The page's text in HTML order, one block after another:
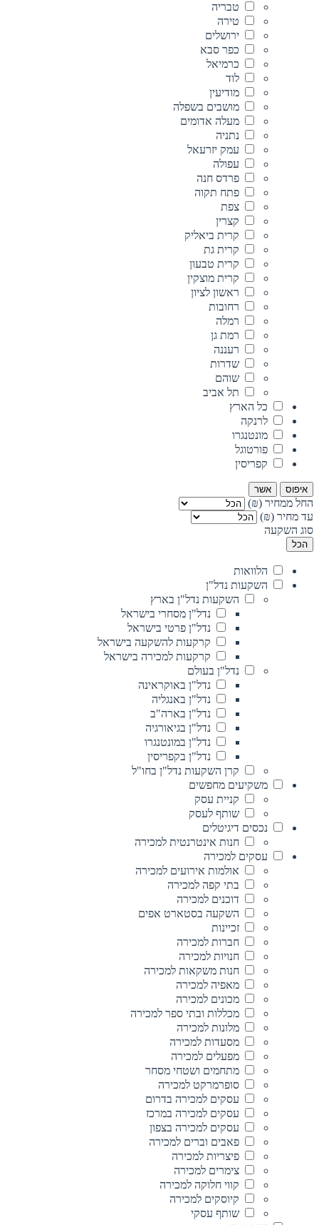
טבריה
טירה
ירושלים
כפר סבא
כרמיאל
לוד
מודיעין
מושבים בשפלה
מעלה אדומים
נתניה
עמק יזרעאל
עפולה
פרדס חנה
פתח תקוה
צפת
קצרין
קרית ביאליק
קרית גת
קרית טבעון
קרית מוצקין
ראשון לציון
רחובות
רמלה
רמת גן
רעננה
שדרות
שוהם
תל אביב
כל הארץ
לרנקה
מונטנגרו
פורטוגל
קפריסין
איפוס אשר
החל ממחיר (₪)
עד מחיר (₪)
סוג השקעה
הכל
הלוואות
השקעות נדל"ן
השקעות נדל"ן בארץ
נדל"ן מסחרי בישראל
נדל"ן פרטי בישראל
קרקעות להשקעה בישראל
קרקעות למכירה בישראל
נדל"ן בעולם
נדל"ן באוקראינה
נדל"ן באנגליה
נדל"ן בארה"ב
נדל"ן בגיאורגיה
נדל"ן במונטנגרו
נדל"ן בקפריסין
קרן השקעות נדל"ן בחו"ל
משקיעים מחפשים
קניית עסק
שותף לעסק
נכסים דיגיטלים
חנות אינטרנטית למכירה
עסקים למכירה
אולמות אירועים למכירה
בתי קפה למכירה
דוכנים למכירה
השקעה בסטארט אפים
זכיינות
חברות למכירה
חנויות למכירה
חנות משקאות למכירה
מאפיה למכירה
מכונים למכירה
מכללות ובתי ספר למכירה
מלונות למכירה
מסעדות למכירה
מפעלים למכירה
מתחמים ושטחי מסחר
סופרמרקט למכירה
עסקים למכירה בדרום
עסקים למכירה במרכז
עסקים למכירה בצפון
פאבים וברים למכירה
פיצריות למכירה
צימרים למכירה
קווי חלוקה למכירה
קיוסקים למכירה
שותף עסקי